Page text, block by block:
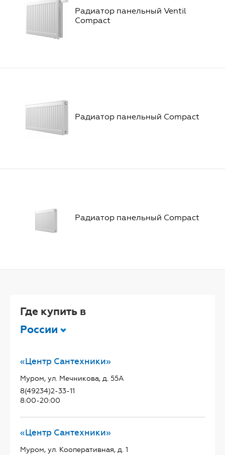
Радиатор панельный Ventil
Compact
Радиатор панельный Compact
Радиатор панельный Compact
Где купить в
России
«Центр Сантехники»
Муром, ул. Мечникова, д. 55А
8(49234)2-33-11
8:00-20:00
«Центр Сантехники»
Муром, ул. Кооперативная, д. 1